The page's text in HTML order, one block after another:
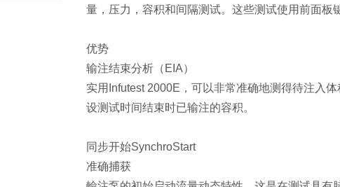
量，压力，容积和间隔测试。这些测试使用前面板
优势
输注结束分析（EIA）
实用Infutest 2000E，可以非常准确地测得待注入
设测试时间结束时已输注的容积。
同步开始SynchroStart
准确捕获